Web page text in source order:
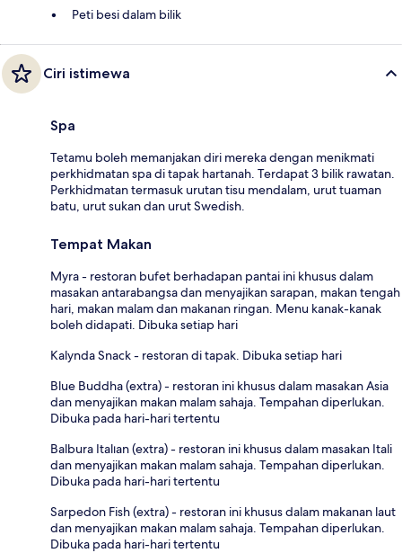
Peti besi dalam bilik
Ciri istimewa
Spa
Tetamu boleh memanjakan diri mereka dengan menikmati
perkhidmatan spa di tapak hartanah. Terdapat 3 bilik rawatan.
Perkhidmatan termasuk urutan tisu mendalam, urut tuaman
batu, urut sukan dan urut Swedish.
Tempat Makan
Myra - restoran bufet berhadapan pantai ini khusus dalam
masakan antarabangsa dan menyajikan sarapan, makan tengah
hari, makan malam dan makanan ringan. Menu kanak-kanak
boleh didapati. Dibuka setiap hari
Kalynda Snack - restoran di tapak. Dibuka setiap hari
Blue Buddha (extra) - restoran ini khusus dalam masakan Asia
dan menyajikan makan malam sahaja. Tempahan diperlukan.
Dibuka pada hari-hari tertentu
Balbura Italıan (extra) - restoran ini khusus dalam masakan Itali
dan menyajikan makan malam sahaja. Tempahan diperlukan.
Dibuka pada hari-hari tertentu
Sarpedon Fish (extra) - restoran ini khusus dalam makanan laut
dan menyajikan makan malam sahaja. Tempahan diperlukan.
Dibuka pada hari-hari tertentu